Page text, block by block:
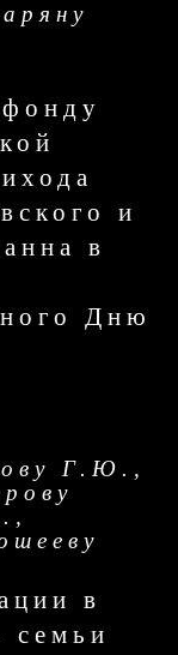
и
в
Дню
Г.Ю.,
в
семьи